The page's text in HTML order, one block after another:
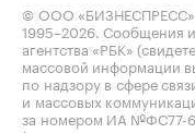
© ООО
1995–2026 . Сообщения
агентства «РБК»
массовой информации
по надзору в сфере
и массовых
за номером ИА №ФС77-